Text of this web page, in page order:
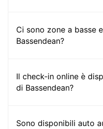
Ci sono zone a basse
Bassendean?
Il check-in online è
di Bassendean?
Sono disponibili auto